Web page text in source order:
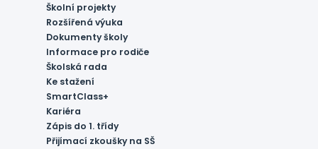
Školní projekty
Rozšířená výuka
Dokumenty školy
Informace pro rodiče
Školská rada
Ke stažení
SmartClass+
Kariéra
Zápis do 1. třídy
Přijímací zkoušky na SŠ